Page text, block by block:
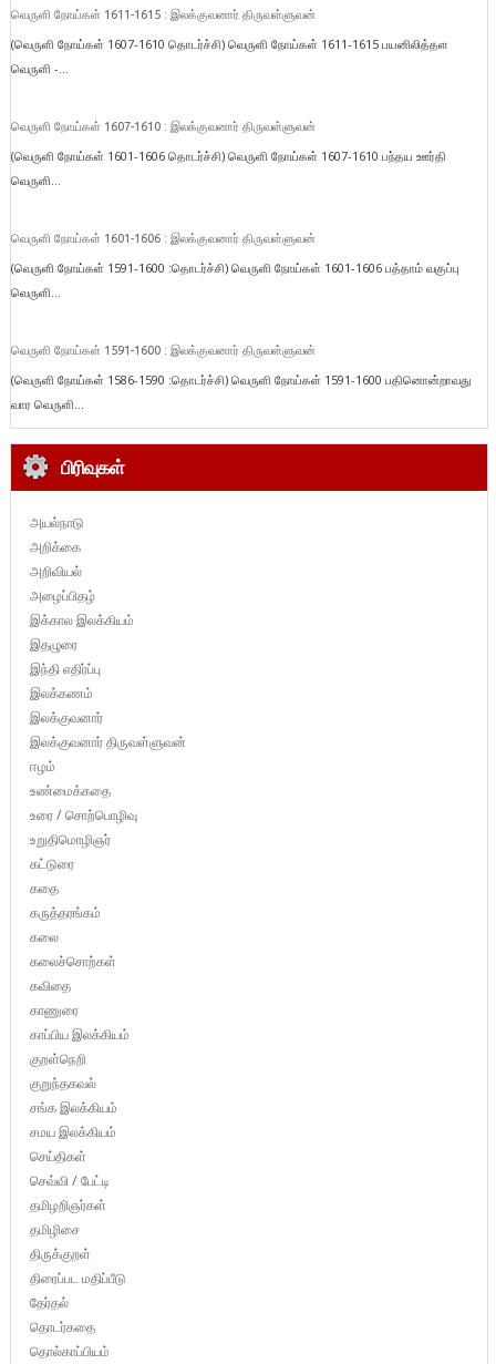
வெருளி நோய்கள் 1611-1615 : இலக்குவனார் திருவள்ளுவன்
(வெருளி நோய்கள் 1607-1610 தொடர்ச்சி) வெருளி நோய்கள் 1611-1615 பயனிலித்தள
வெருளி -...
வெருளி நோய்கள் 1607-1610 : இலக்குவனார் திருவள்ளுவன்
(வெருளி நோய்கள் 1601-1606 தொடர்ச்சி) வெருளி நோய்கள் 1607-1610 பந்தய ஊர்தி
வெருளி...
வெருளி நோய்கள் 1601-1606 : இலக்குவனார் திருவள்ளுவன்
(வெருளி நோய்கள் 1591-1600 :தொடர்ச்சி) வெருளி நோய்கள் 1601-1606 பத்தாம் வகுப்பு
வெருளி...
வெருளி நோய்கள் 1591-1600 : இலக்குவனார் திருவள்ளுவன்
(வெருளி நோய்கள் 1586-1590 :தொடர்ச்சி) வெருளி நோய்கள் 1591-1600 பதினொன்றாவது
வார வெருளி...
பிரிவுகள்
அயல்நாடு
அறிக்கை
அறிவியல்
அழைப்பிதழ்
இக்கால இலக்கியம்
இதழுரை
இந்தி எதிர்ப்பு
இலக்கணம்
இலக்குவனார்
இலக்குவனார் திருவள்ளுவன்
ஈழம்
உண்மைக்கதை
உரை / சொற்பொழிவு
உறுதிமொழிஞர்
கட்டுரை
கதை
கருத்தரங்கம்
கலை
கலைச்சொற்கள்
கவிதை
காணுரை
காப்பிய இலக்கியம்
குறள்நெறி
குறுந்தகவல்
சங்க இலக்கியம்
சமய இலக்கியம்
செய்திகள்
செவ்வி / பேட்டி
தமிழறிஞர்கள்
தமிழிசை
திருக்குறள்
திரைப்பட மதிப்பீடு
தேர்தல்
தொடர்கதை
தொல்காப்பியம்